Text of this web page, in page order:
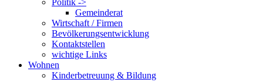
Politik ->
Gemeinderat
Wirtschaft / Firmen
Bevölkerungsentwicklung
Kontaktstellen
wichtige Links
Wohnen
Kinderbetreuung & Bildung